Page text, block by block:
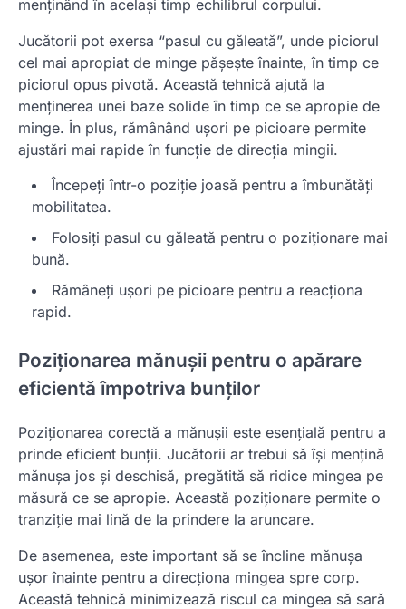
menținând în același timp echilibrul corpului.
Jucătorii pot exersa “pasul cu găleată”, unde piciorul
cel mai apropiat de minge pășește înainte, în timp ce
piciorul opus pivotă. Această tehnică ajută la
menținerea unei baze solide în timp ce se apropie de
minge. În plus, rămânând ușori pe picioare permite
ajustări mai rapide în funcție de direcția mingii.
Începeți într-o poziție joasă pentru a îmbunătăți
mobilitatea.
Folosiți pasul cu găleată pentru o poziționare mai
bună.
Rămâneți ușori pe picioare pentru a reacționa
rapid.
Poziționarea mănușii pentru o apărare
eficientă împotriva bunților
Poziționarea corectă a mănușii este esențială pentru a
prinde eficient bunții. Jucătorii ar trebui să își mențină
mănușa jos și deschisă, pregătită să ridice mingea pe
măsură ce se apropie. Această poziționare permite o
tranziție mai lină de la prindere la aruncare.
De asemenea, este important să se încline mănușa
ușor înainte pentru a direcționa mingea spre corp.
Această tehnică minimizează riscul ca mingea să sară